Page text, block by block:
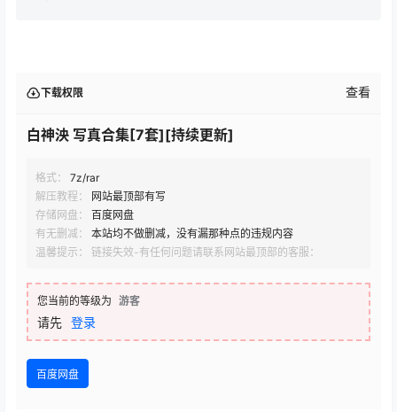
下载权限 查看
白神泱 写真合集[7套][持续更新]
格式：
7z/rar
解压教程：
网站最顶部有写
存储网盘：
百度网盘
有无删减：
本站均不做删减，没有漏那种点的违规内容
温馨提示： 链接失效-有任何问题请联系网站最顶部的客服：
您当前的等级为 游客
请先 登录
百度网盘